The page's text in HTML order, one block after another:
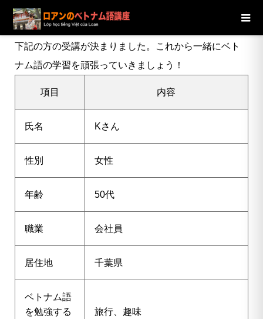
ブログ
ました
下記の方の受講が決まりました。これから一緒にベト
ナム語の学習を頑張っていきましょう！
項目 内容
氏名 Kさん
性別 女性
年齢 50代
職業 会社員
居住地 千葉県
ベトナム語
を勉強する
旅行、趣味